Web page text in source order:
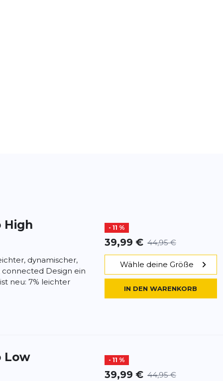
High
- 11 %
39,99 € 44,95 €
dynamischer,
Design ein
neu: 7% leichter
Wähle deine Größe
IN DEN WARENKORB
Low
- 11 %
39,99 € 44,95 €